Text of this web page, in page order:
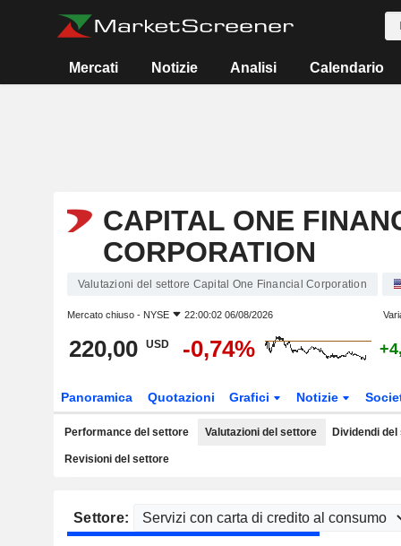
Mercati Notizie Analisi Calendario
CAPITAL ONE
CORPORATION
Valutazioni del settore Capital One Financial Corporation
Mercato chiuso - NYSE 22:00:02 06/08/2026
220,00 USD -0,74%
Panoramica Quotazioni Grafici Notizie
Performance del settore Valutazioni del settore Dividendi
Revisioni del settore
Settore: